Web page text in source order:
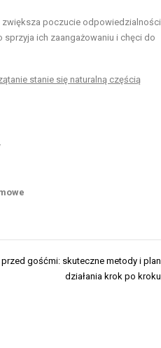
zwiększa poczucie odpowiedzialności
ich zaangażowaniu i chęci do
stanie się naturalną częścią
gośćmi: skuteczne metody i plan
działania krok po kroku